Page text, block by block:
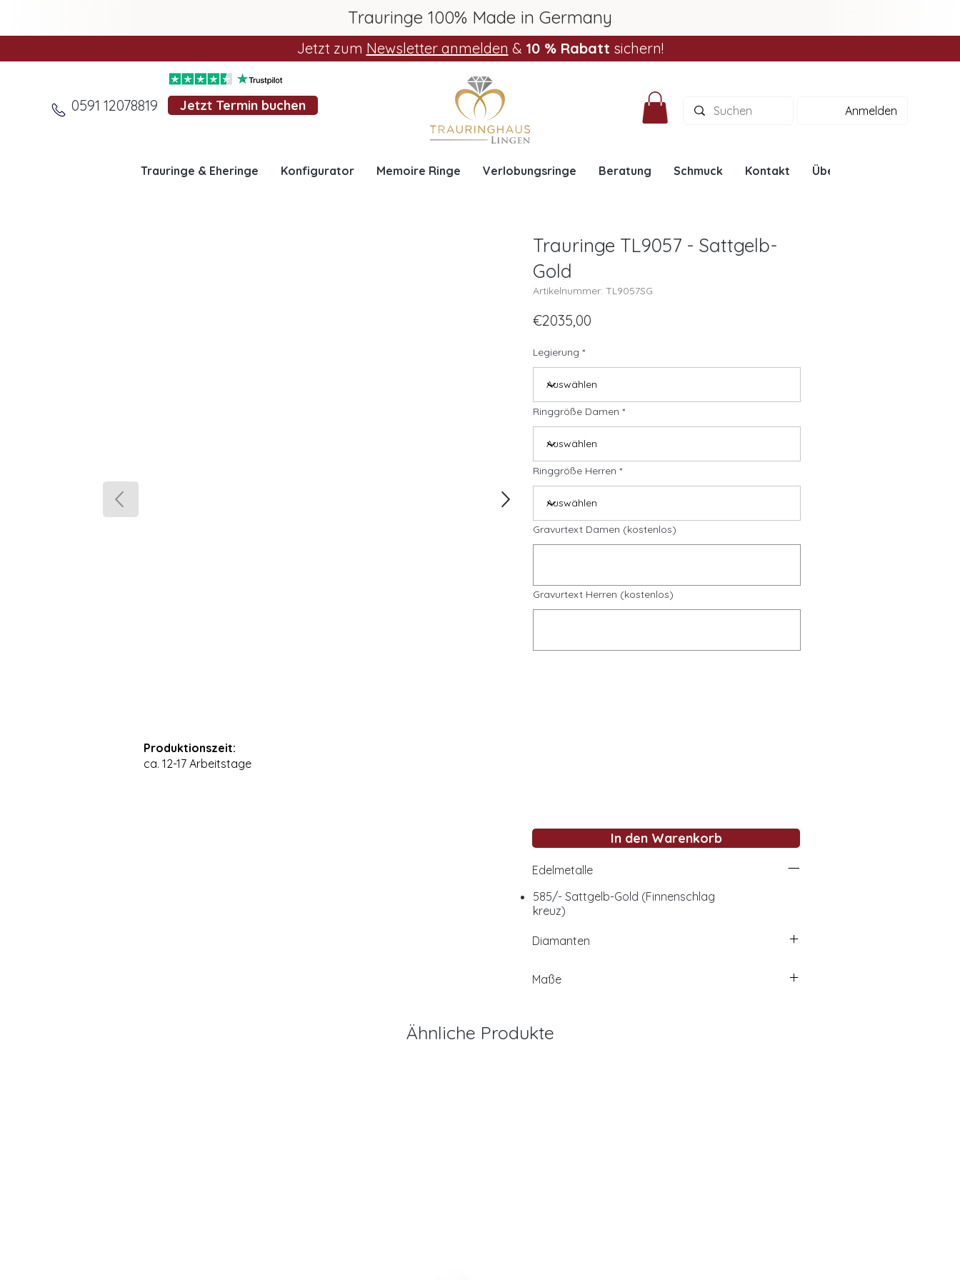
Trauringe 100% Made in Germany
Jetzt zum Newsletter anmelden & 10 % Rabatt sichern!
0591 12078819 Jetzt Termin buchen Anmelden
Trauringe & Eheringe Konfigurator Memoire Ringe Verlobungsringe Beratung Schmuck Kontakt Über uns
Produktionszeit:
ca. 12-17 Arbeitstage
Trauringe TL9057 - Sattgelb-
Gold
Artikelnummer: TL9057SG
€2035,00
Legierung
Ringgröße Damen
Ringgröße Herren
Gravurtext Damen (kostenlos)
Gravurtext Herren (kostenlos)
In den Warenkorb
Edelmetalle
585/- Sattgelb-Gold (Finnenschlag
kreuz)
Diamanten
Maße
Ähnliche Produkte